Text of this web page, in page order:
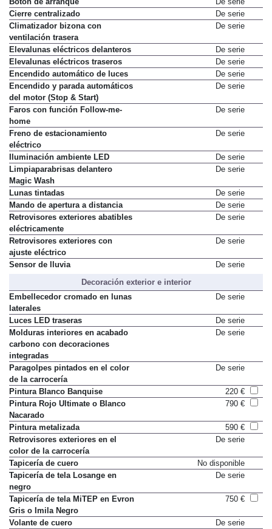
Cierre centralizado
De serie
Climatizador bizona con
ventilación trasera
De serie
Elevalunas eléctricos delanteros
De serie
Elevalunas eléctricos traseros
De serie
Encendido automático de luces
De serie
Encendido y parada automáticos
del motor (Stop & Start)
De serie
Faros con función Follow-me-
home
De serie
Freno de estacionamiento
eléctrico
De serie
Iluminación ambiente LED
De serie
Limpiaparabrisas delantero
Magic Wash
De serie
Lunas tintadas
De serie
Mando de apertura a distancia
De serie
Retrovisores exteriores abatibles
eléctricamente
De serie
Retrovisores exteriores con
ajuste eléctrico
De serie
Sensor de lluvia
De serie
Decoración exterior e interior
Embellecedor cromado en lunas
laterales
De serie
Luces LED traseras
De serie
Molduras interiores en acabado
carbono con decoraciones
integradas
De serie
Paragolpes pintados en el color
de la carrocería
De serie
Pintura Blanco Banquise
220 €
Pintura Rojo Ultimate o Blanco
Nacarado
790 €
Pintura metalizada
590 €
Retrovisores exteriores en el
color de la carrocería
De serie
Tapicería de cuero
No disponible
Tapicería de tela Losange en
negro
De serie
Tapicería de tela MiTEP en Evron
Gris o Imila Negro
750 €
Volante de cuero
De serie